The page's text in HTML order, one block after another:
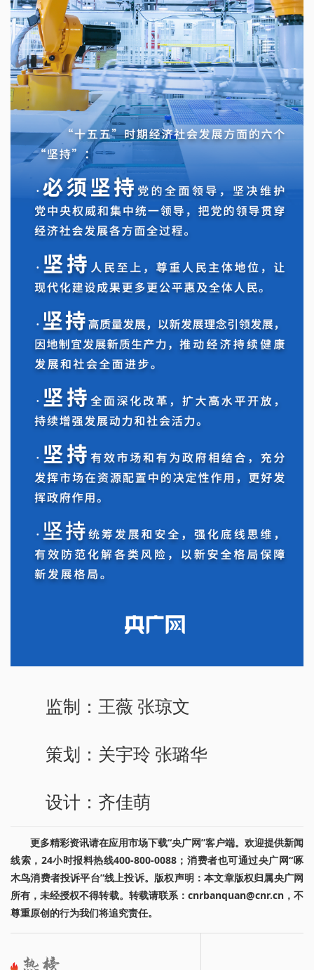
监制：王薇 张琼文
策划：关宇玲 张璐华
设计：齐佳萌
更多精彩资讯请在应用市场下载“央广网”客户端。欢迎提供新闻
线索，24小时报料热线400-800-0088；消费者也可通过央广网“啄
木鸟消费者投诉平台”线上投诉。版权声明：本文章版权归属央广网
所有，未经授权不得转载。转载请联系：cnrbanquan@cnr.cn，不
尊重原创的行为我们将追究责任。